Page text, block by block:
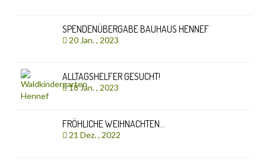
SPENDENÜBERGABE BAUHAUS HENNEF
20 Jan. , 2023
ALLTAGSHELFER GESUCHT!
18 Jan. , 2023
FRÖHLICHE WEIHNACHTEN…
21 Dez. , 2022